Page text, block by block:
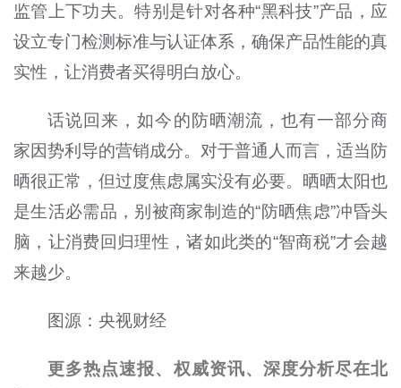
监管上下功夫。特别是针对各种“黑科技”产品，应
设立专门检测标准与认证体系，确保产品性能的真
实性，让消费者买得明白放心。
话说回来，如今的防晒潮流，也有一部分商
家因势利导的营销成分。对于普通人而言，适当防
晒很正常，但过度焦虑属实没有必要。晒晒太阳也
是生活必需品，别被商家制造的“防晒焦虑”冲昏头
脑，让消费回归理性，诸如此类的“智商税”才会越
来越少。
图源：央视财经
更多热点速报、权威资讯、深度分析尽在北